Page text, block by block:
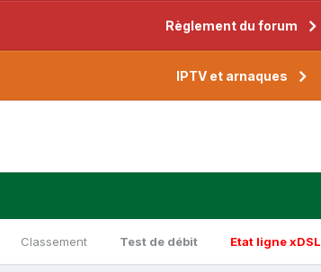
Règlement du forum
IPTV et arnaques
Classement Test de débit Etat ligne xDSL